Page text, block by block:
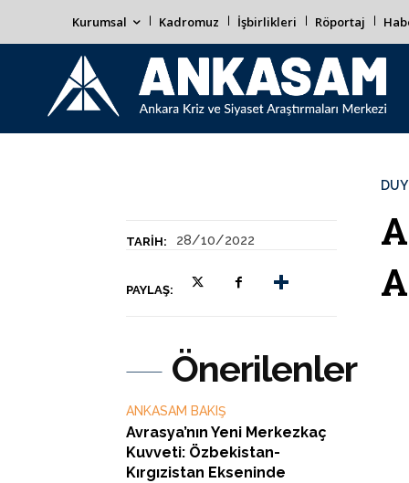
Kurumsal Kadromuz İşbirlikleri Röportaj
TARIH: 28/10/2022
PAYLAŞ:
Önerilenler
ANKASAM BAKIŞ
Avrasya’nın Yeni Merkezkaç
Kuvveti: Özbekistan-
Kırgızistan Ekseninde